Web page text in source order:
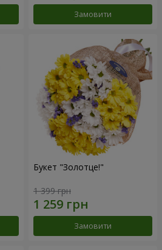
Замовити
Букет "Золотце!"
1 399 грн
Замовити